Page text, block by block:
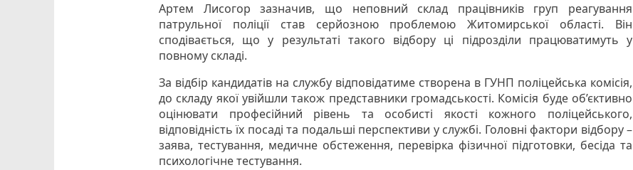
Артем Лисогор зазначив, що неповний склад працівників груп реагування
патрульної поліції став серйозною проблемою Житомирської області. Він
сподівається, що у результаті такого відбору ці підрозділи працюватимуть у
повному складі.
За відбір кандидатів на службу відповідатиме створена в ГУНП поліцейська комісія,
до складу якої увійшли також представники громадськості. Комісія буде об’єктивно
оцінювати професійний рівень та особисті якості кожного поліцейського,
відповідність їх посаді та подальші перспективи у службі. Головні фактори відбору –
заява, тестування, медичне обстеження, перевірка фізичної підготовки, бесіда та
психологічне тестування.